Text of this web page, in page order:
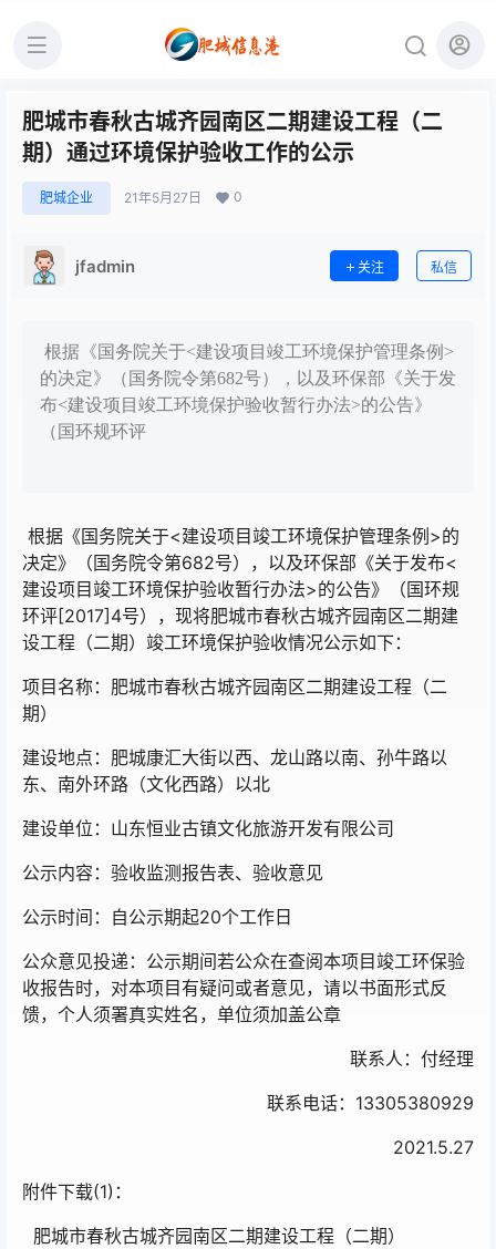
肥城市春秋古城齐园南区二期建设工程（二
期）通过环境保护验收工作的公示
肥城企业 21年5月27日 0
jfadmin 关注 私信
根据《国务院关于<建设项目竣工环境保护管理条例>
的决定》（国务院令第682号），以及环保部《关于发
布<建设项目竣工环境保护验收暂行办法>的公告》
（国环规环评
根据《国务院关于<建设项目竣工环境保护管理条例>的
决定》（国务院令第682号），以及环保部《关于发布<
建设项目竣工环境保护验收暂行办法>的公告》（国环规
环评[2017]4号），现将肥城市春秋古城齐园南区二期建
设工程（二期）竣工环境保护验收情况公示如下：
项目名称：肥城市春秋古城齐园南区二期建设工程（二
期）
建设地点：肥城康汇大街以西、龙山路以南、孙牛路以
东、南外环路（文化西路）以北
建设单位：山东恒业古镇文化旅游开发有限公司
公示内容：验收监测报告表、验收意见
公示时间：自公示期起20个工作日
公众意见投递：公示期间若公众在查阅本项目竣工环保验
收报告时，对本项目有疑问或者意见，请以书面形式反
馈，个人须署真实姓名，单位须加盖公章
联系人：付经理
联系电话：13305380929
2021.5.27
附件下载(1)：
肥城市春秋古城齐园南区二期建设工程（二期）